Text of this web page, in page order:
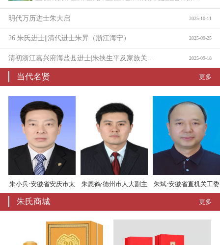
明代万历进士朱大启 2025-10-11
26.朱氏进士||清代进士朱昇（浙江海宁） 2025-09-25
2025-09-18
当代名贤 更多
朱小兵:安徽省安庆市太
湖县委书记
朱恩鹤:德州市人大副主 朱斌:安徽省直机关工委
朱氏商城 更多